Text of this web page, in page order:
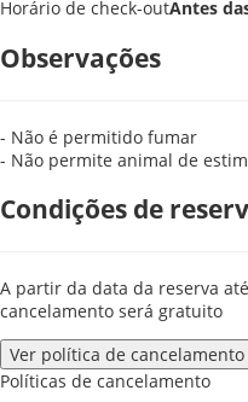
Horário de check-outAntes
Observações
- Não é permitido fumar
- Não permite animal de
Condições de
A partir da data da reserva
cancelamento será gratuito
Ver política de cancelamento
Políticas de cancelamento